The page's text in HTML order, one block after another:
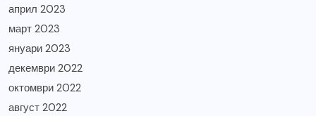
април 2023
март 2023
януари 2023
декември 2022
октомври 2022
август 2022